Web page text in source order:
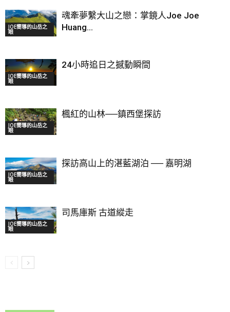
JOE嚮導的山岳之
眼
魂牽夢繫大山之戀：掌鏡人Joe Joe
Huang...
JOE嚮導的山岳之
眼
24小時追日之撼動瞬間
JOE嚮導的山岳之
眼
楓紅的山林──鎮西堡探訪
JOE嚮導的山岳之
眼
探訪高山上的湛藍湖泊 ── 嘉明湖
JOE嚮導的山岳之
眼
司馬庫斯 古道縱走